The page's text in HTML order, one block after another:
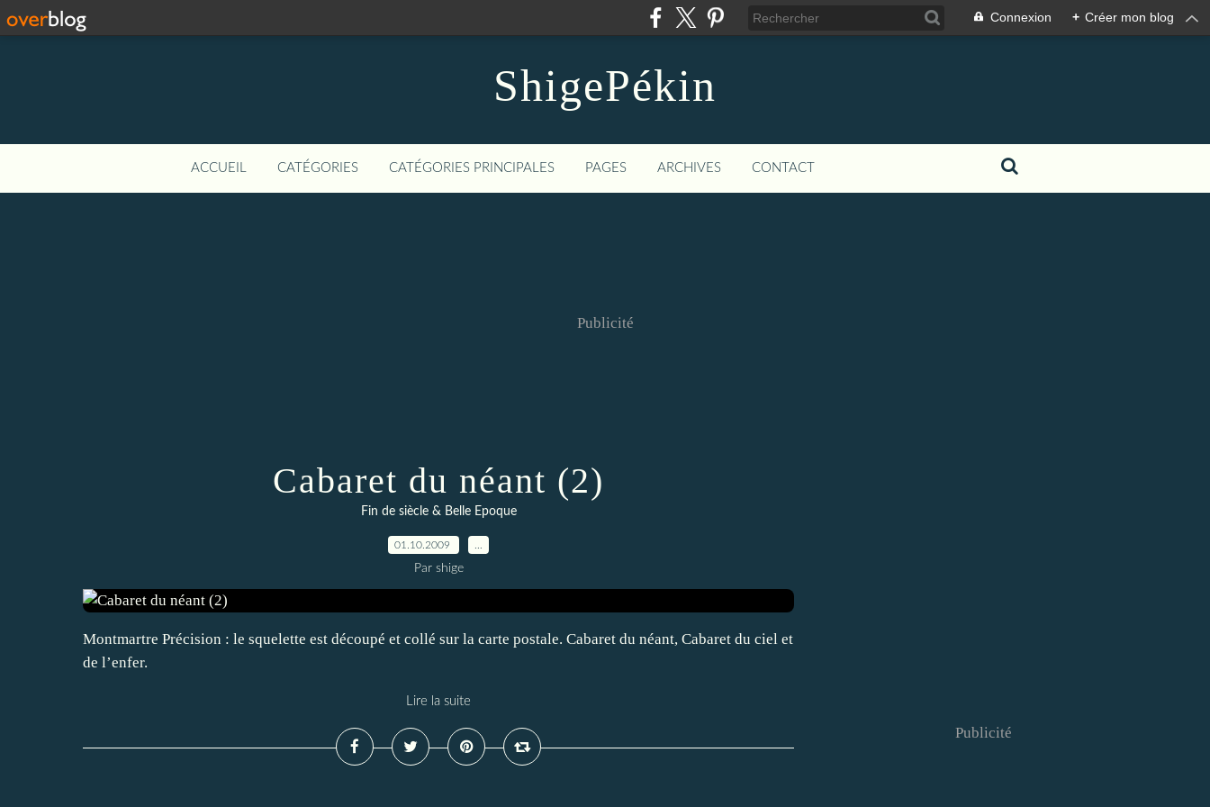
Connexion + Créer mon blog
ShigePékin
ACCUEIL CATÉGORIES CATÉGORIES PRINCIPALES PAGES ARCHIVES CONTACT
Publicité
Cabaret du néant (2)
Fin de siècle & Belle Epoque
01.10.2009
Par shige
Montmartre Précision : le squelette est découpé et collé sur la carte postale. Cabaret du néant, Cabaret du ciel et
de l’enfer.
Lire la suite
Publicité